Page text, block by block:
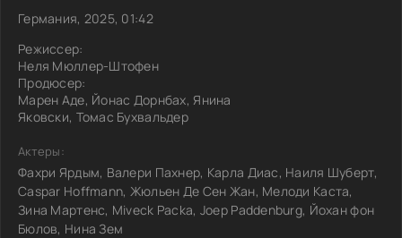
Германия, 2025, 01:42
Режиссер:
Неля Мюллер-Штофен
Продюсер:
Марен Аде, Йонас Дорнбах, Янина
Яковски, Томас Бухвальдер
Актеры:
Фахри Ярдым, Валери Пахнер, Карла Диас, Наиля Шуберт,
Caspar Hoffmann, Жюльен Де Сен Жан, Мелоди Каста,
Зина Мартенс, Miveck Packa, Joep Paddenburg, Йохан фон
Бюлов, Нина Зем